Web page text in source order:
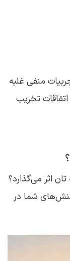
منفی غلبه
اتفاقات تخریب
اثر می‌گذارد؟
شما در